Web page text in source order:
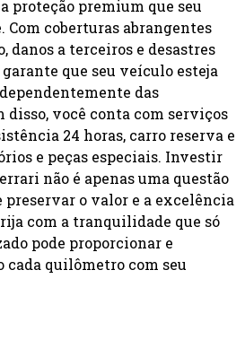
proteção premium que seu
Com coberturas abrangentes
danos a terceiros e desastres
que seu veículo esteja
das
você conta com serviços
24 horas, carro reserva e
e peças especiais. Investir
não é apenas uma questão
preservar o valor e a excelência
com a tranquilidade que só
pode proporcionar e
quilômetro com seu